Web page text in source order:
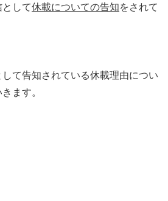
して休載についての告知をされて
て告知されている休載理由につい
ます。